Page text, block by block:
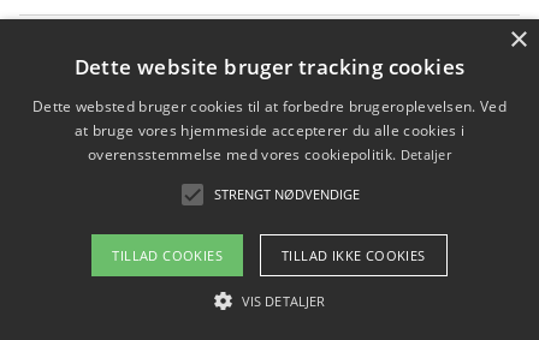
Hvordan blåfade med rist kan hjælpe med at reducere
plastik i havet
Spil kasinospil på et troværdigt online casino: Din
guide til sikker og sjov underholdning
Copyright 2026 - Pilanto Aps
Om / kontakt
×
Dette website bruger tracking cookies
Dette websted bruger cookies til at forbedre brugeroplevelsen. Ved
at bruge vores hjemmeside accepterer du alle cookies i
overensstemmelse med vores cookiepolitik. Detaljer
STRENGT NØDVENDIGE
TILLAD COOKIES TILLAD IKKE COOKIES
VIS DETALJER